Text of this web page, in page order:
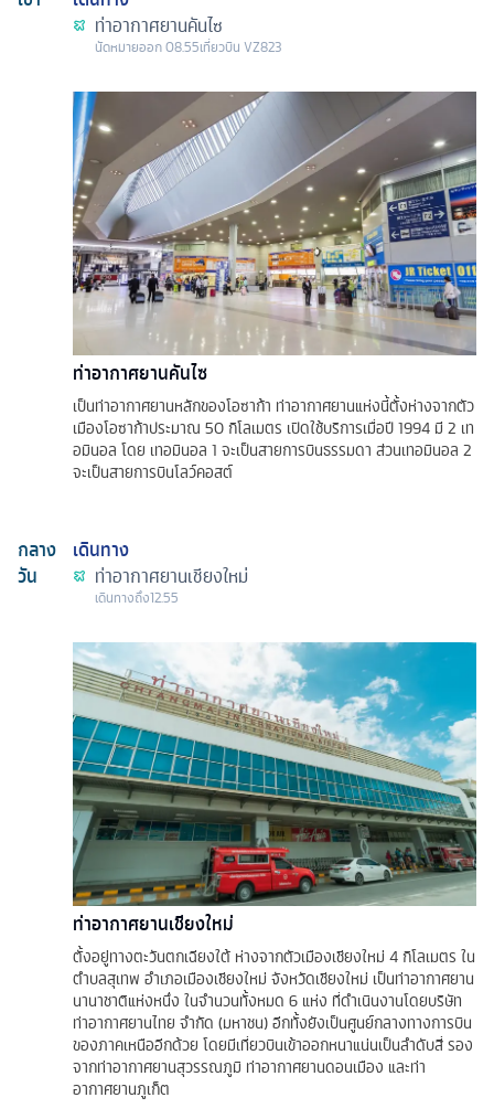
ท่าอากาศยานคันไซ
นัดหมายออก08.55เที่ยวบิน VZ823
ท่าอากาศยานคันไซ
เป็นท่าอากาศยานหลักของโอซาก้า ท่าอากาศยานแห่งนี้ตั้งห่างจากตัว
เมืองโอซาก้าประมาณ 50 กิโลเมตร เปิดใช้บริการเมื่อปี 1994 มี 2 เท
อมินอล โดย เทอมินอล 1 จะเป็นสายการบินธรรมดา ส่วนเทอมินอล 2
จะเป็นสายการบินโลว์คอสต์
กลาง
วัน
เดินทาง
ท่าอากาศยานเชียงใหม่
เดินทางถึง12.55
ท่าอากาศยานเชียงใหม่
ตั้งอยู่ทางตะวันตกเฉียงใต้ ห่างจากตัวเมืองเชียงใหม่ 4 กิโลเมตร ใน
ตำบลสุเทพ อำเภอเมืองเชียงใหม่ จังหวัดเชียงใหม่ เป็นท่าอากาศยาน
นานาชาติแห่งหนึ่ง ในจำนวนทั้งหมด 6 แห่ง ที่ดำเนินงานโดยบริษัท
ท่าอากาศยานไทย จำกัด (มหาชน) อีกทั้งยังเป็นศูนย์กลางทางการบิน
ของภาคเหนืออีกด้วย โดยมีเที่ยวบินเข้าออกหนาแน่นเป็นลำดับสี่ รอง
จากท่าอากาศยานสุวรรณภูมิ ท่าอากาศยานดอนเมือง และท่า
อากาศยานภูเก็ต